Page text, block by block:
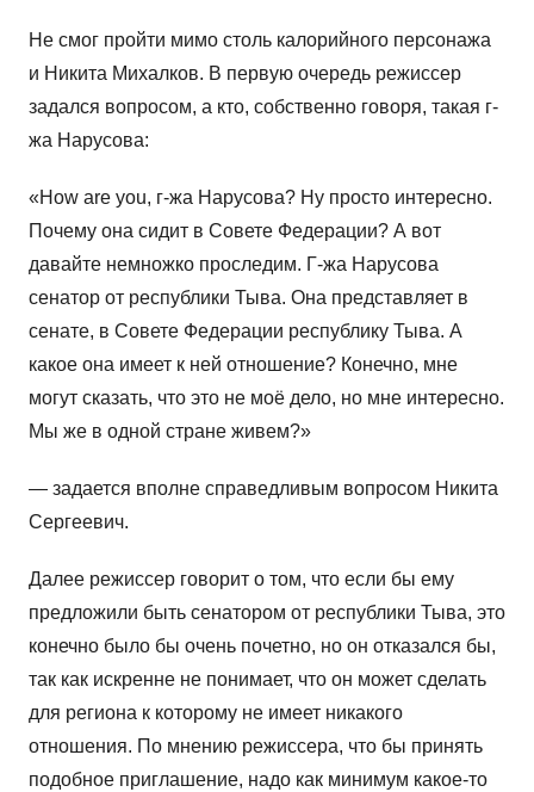
Не смог пройти мимо столь калорийного персонажа
и Никита Михалков. В первую очередь режиссер
задался вопросом, а кто, собственно говоря, такая г-
жа Нарусова:
«How are you, г-жа Нарусова? Ну просто интересно.
Почему она сидит в Совете Федерации? А вот
давайте немножко проследим. Г-жа Нарусова
сенатор от республики Тыва. Она представляет в
сенате, в Совете Федерации республику Тыва. А
какое она имеет к ней отношение? Конечно, мне
могут сказать, что это не моё дело, но мне интересно.
Мы же в одной стране живем?»
— задается вполне справедливым вопросом Никита
Сергеевич.
Далее режиссер говорит о том, что если бы ему
предложили быть сенатором от республики Тыва, это
конечно было бы очень почетно, но он отказался бы,
так как искренне не понимает, что он может сделать
для региона к которому не имеет никакого
отношения. По мнению режиссера, что бы принять
подобное приглашение, надо как минимум какое-то